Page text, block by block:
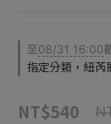
至08/31 16:00
指定分類，紐
NT$540